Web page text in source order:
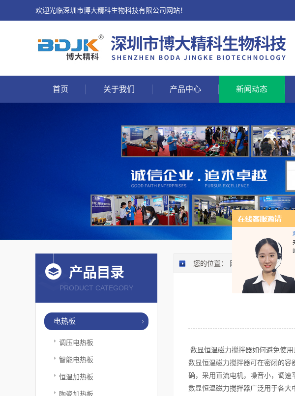
欢迎光临深圳市博大精科生物科技有限公司网站！
首页 关于我们 产品中心 新闻动态
产品目录
PRODUCT CATEGORY
电热板
调压电热板
智能电热板
恒温加热板
陶瓷加热板
您的位置： 网站首页 >新闻资讯
数显恒温磁力搅拌器如何避免使
数显恒温磁力搅拌器可在密闭的
确，采用直流电机，噪音小，调速
数显恒温磁力搅拌器广泛用于各大